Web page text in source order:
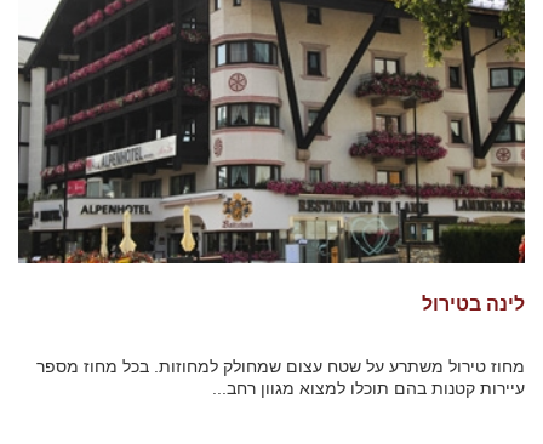
לינה בטירול
מחוז טירול משתרע על שטח עצום שמחולק למחוזות. בכל מחוז מספר
עיירות קטנות בהם תוכלו למצוא מגוון רחב...